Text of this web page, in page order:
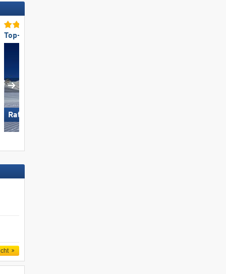
Top-Pistenpräparierung
Ratschings-Jaufen